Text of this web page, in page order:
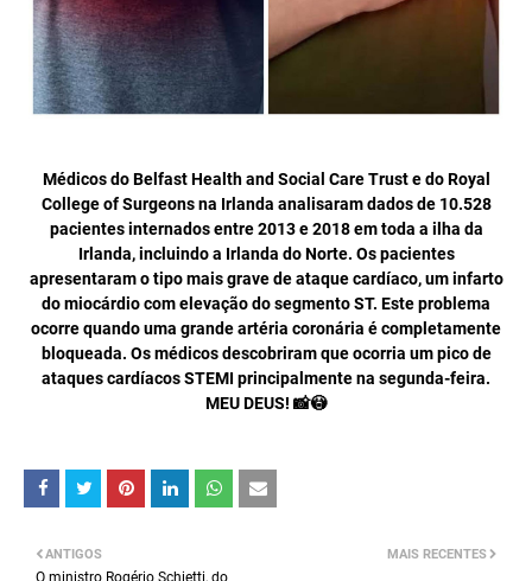
Médicos do Belfast Health and Social Care Trust e do Royal
College of Surgeons na Irlanda analisaram dados de 10.528
pacientes internados entre 2013 e 2018 em toda a ilha da
Irlanda, incluindo a Irlanda do Norte. Os pacientes
apresentaram o tipo mais grave de ataque cardíaco, um infarto
do miocárdio com elevação do segmento ST. Este problema
ocorre quando uma grande artéria coronária é completamente
bloqueada. Os médicos descobriram que ocorria um pico de
ataques cardíacos STEMI principalmente na segunda-feira.
MEU DEUS! 📸😳
MAIS RECENTES
ANTIGOS
O ministro Rogério Schietti, do